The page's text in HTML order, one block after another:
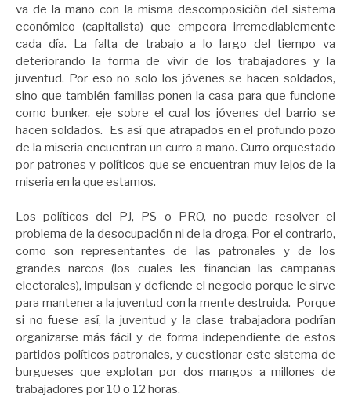
va de la mano con la misma descomposición del sistema
económico (capitalista) que empeora irremediablemente
cada día. La falta de trabajo a lo largo del tiempo va
deteriorando la forma de vivir de los trabajadores y la
juventud. Por eso no solo los jóvenes se hacen soldados,
sino que también familias ponen la casa para que funcione
como bunker, eje sobre el cual los jóvenes del barrio se
hacen soldados. Es así que atrapados en el profundo pozo
de la miseria encuentran un curro a mano. Curro orquestado
por patrones y políticos que se encuentran muy lejos de la
miseria en la que estamos.
Los políticos del PJ, PS o PRO, no puede resolver el
problema de la desocupación ni de la droga. Por el contrario,
como son representantes de las patronales y de los
grandes narcos (los cuales les financian las campañas
electorales), impulsan y defiende el negocio porque le sirve
para mantener a la juventud con la mente destruida. Porque
si no fuese así, la juventud y la clase trabajadora podrían
organizarse más fácil y de forma independiente de estos
partidos políticos patronales, y cuestionar este sistema de
burgueses que explotan por dos mangos a millones de
trabajadores por 10 o 12 horas.